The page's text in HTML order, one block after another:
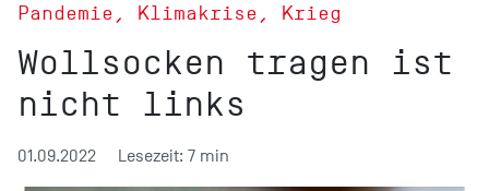
Pandemie, Klimakrise, Krieg
Wollsocken tragen ist
nicht links
01.09.2022 Lesezeit: 7 min